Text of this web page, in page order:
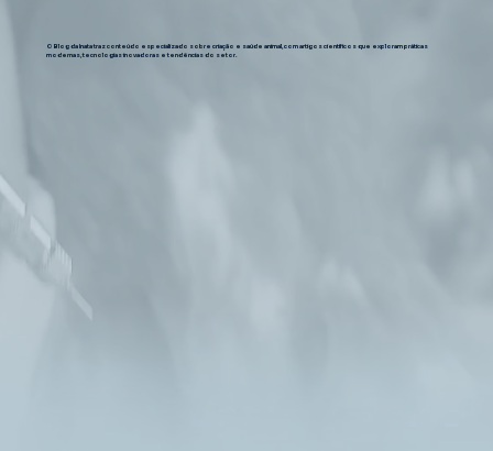
O Blog da Inata traz conteúdo especializado sobre criação e saúde animal, com artigos científicos que exploram práticas
modernas, tecnologias inovadoras e tendências do setor.